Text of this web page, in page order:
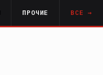
ПРОЧИЕ ВСЕ →